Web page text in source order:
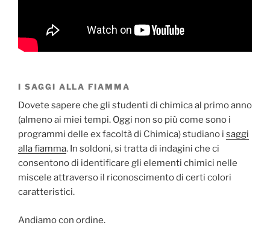
I SAGGI ALLA FIAMMA
Dovete sapere che gli studenti di chimica al primo anno
(almeno ai miei tempi. Oggi non so più come sono i
programmi delle ex facoltà di Chimica) studiano i saggi
alla fiamma. In soldoni, si tratta di indagini che ci
consentono di identificare gli elementi chimici nelle
miscele attraverso il riconoscimento di certi colori
caratteristici.
Andiamo con ordine.